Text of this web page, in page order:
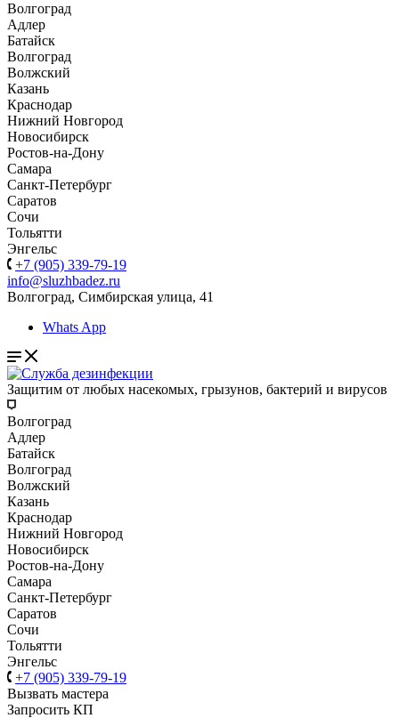
Волгоград
Адлер
Батайск
Волгоград
Волжский
Казань
Краснодар
Нижний Новгород
Новосибирск
Ростов-на-Дону
Самара
Санкт-Петербург
Саратов
Сочи
Тольятти
Энгельс
+7 (905) 339-79-19
info@sluzhbadez.ru
Волгоград, Симбирская улица, 41
Whats App
Защитим от любых насекомых, грызунов, бактерий и вирусов
Волгоград
Адлер
Батайск
Волгоград
Волжский
Казань
Краснодар
Нижний Новгород
Новосибирск
Ростов-на-Дону
Самара
Санкт-Петербург
Саратов
Сочи
Тольятти
Энгельс
+7 (905) 339-79-19
Вызвать мастера
Запросить КП